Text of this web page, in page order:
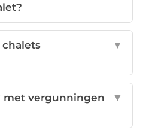
chalets
▼
met vergunningen
▼